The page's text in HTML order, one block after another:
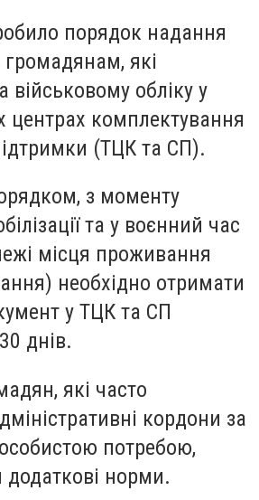
порядок надання
громадянам, які
військовому обліку у
центрах комплектування
(ТЦК та СП).
з моменту
та у воєнний час
місця проживання
необхідно отримати
у ТЦК та СП
днів.
які часто
кордони за
потребою,
додаткові норми.